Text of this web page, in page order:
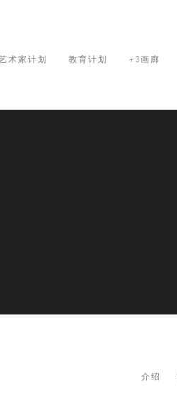
术家计划 教育计划 +3画廊
介绍